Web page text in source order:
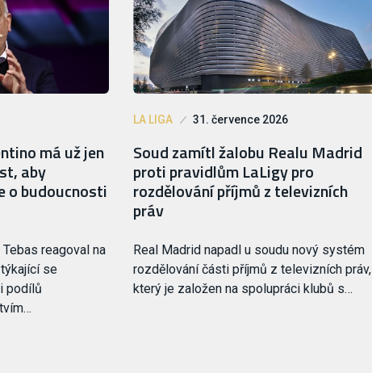
má už jen
aby
o budoucnosti
reagoval na
se
podílů
LA LIGA 31. července 2026
Soud zamítl žalobu Realu Madrid
proti pravidlům LaLigy pro
rozdělování příjmů z televizních
práv
Real Madrid napadl u soudu nový systém
rozdělování části příjmů z televizních práv,
který je založen na spolupráci klubů s…